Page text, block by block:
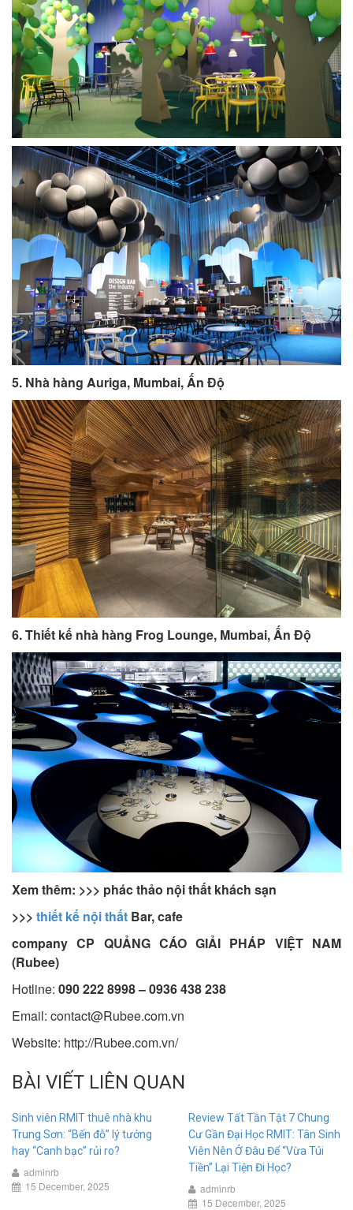
5. Nhà hàng Auriga, Mumbai, Ấn Độ
6. Thiết kế nhà hàng Frog Lounge, Mumbai, Ấn Độ
Xem thêm: >>> phác thảo nội thất khách sạn
>>> thiết kế nội thất Bar, cafe
company CP QUẢNG CÁO GIẢI PHÁP VIỆT NAM
(Rubee)
Hotline: 090 222 8998 – 0936 438 238
Email: contact@Rubee.com.vn
Website: http://Rubee.com.vn/
BÀI VIẾT LIÊN QUAN
Sinh viên RMIT thuê nhà khu
Trung Sơn: “Bến đỗ” lý tưởng
hay “Canh bạc” rủi ro?
adminrb
15 December, 2025
Review Tất Tần Tật 7 Chung
Cư Gần Đại Học RMIT: Tân Sinh
Viên Nên Ở Đâu Để “Vừa Túi
Tiền” Lại Tiện Đi Học?
adminrb
15 December, 2025